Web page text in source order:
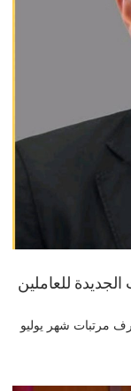
للعاملين
مرتبات شهر يوليو